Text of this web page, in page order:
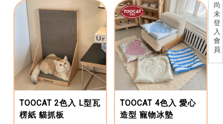
尚
未
登
入
會
員
TOOCAT 2色入 L型瓦
楞紙 貓抓板
TOOCAT 4色入 愛心
造型 寵物冰墊